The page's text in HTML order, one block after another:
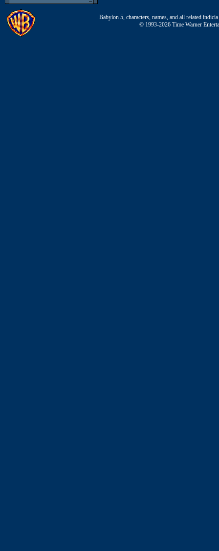
Babylon 5, characters, names, and all related
© 1993-2026 Time Warner